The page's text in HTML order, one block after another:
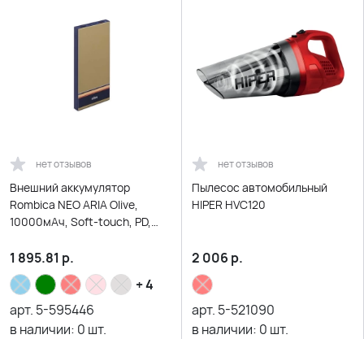
нет отзывов
Внешний аккумулятор
Rombica NEO ARIA Olive,
10000мАч, Soft-touch, PD,
синий
1 895.81 р.
+ 4
арт. 5-595446
в наличии: 0 шт.
нет отзывов
Пылесос автомобильный
HIPER HVC120
2 006 р.
арт. 5-521090
в наличии: 0 шт.